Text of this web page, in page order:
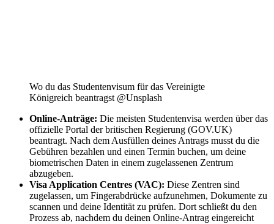
Wo du das Studentenvisum für das Vereinigte
Königreich beantragst @Unsplash
Online-Anträge: Die meisten Studentenvisa werden über das
offizielle Portal der britischen Regierung (GOV.UK)
beantragt. Nach dem Ausfüllen deines Antrags musst du die
Gebühren bezahlen und einen Termin buchen, um deine
biometrischen Daten in einem zugelassenen Zentrum
abzugeben.
Visa Application Centres (VAC): Diese Zentren sind
zugelassen, um Fingerabdrücke aufzunehmen, Dokumente zu
scannen und deine Identität zu prüfen. Dort schließt du den
Prozess ab, nachdem du deinen Online-Antrag eingereicht